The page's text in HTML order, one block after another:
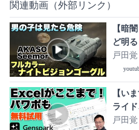
関連動画（外部リンク）
【暗
ど明
ナイ
戸田
【い
ライ
「
戸田